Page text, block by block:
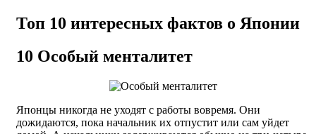
Топ 10 интересных фактов о Японии
10 Особый менталитет
Японцы никогда не уходят с работы вовремя. Они
дожидаются, пока начальник их отпустит или сам уйдет